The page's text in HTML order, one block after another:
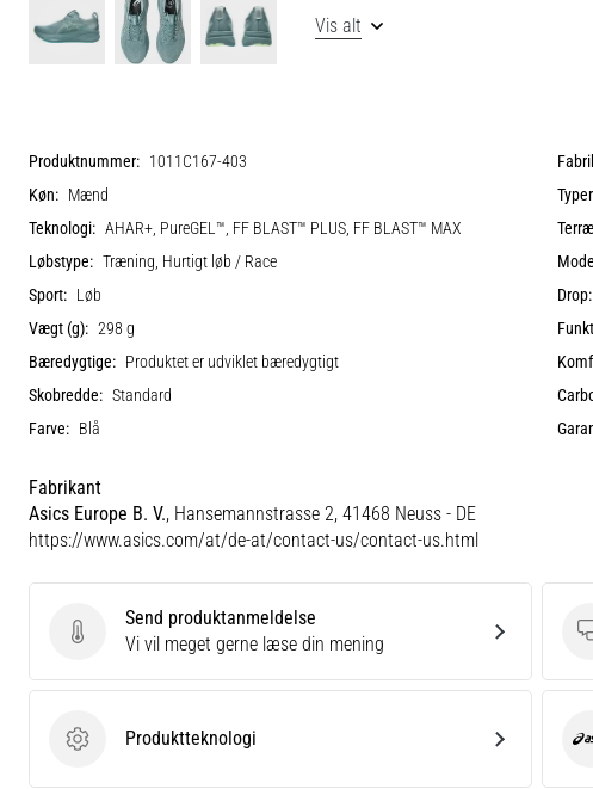
Vis alt
Produktnummer: 1011C167-403
Køn: Mænd
Teknologi: AHAR+, PureGEL™, FF BLAST™ PLUS, FF BLAST™ MAX
Løbstype: Træning, Hurtigt løb / Race
Sport: Løb Drop:
Vægt (g): 298 g
Bæredygtige: Produktet er udviklet bæredygtigt
Skobredde: Standard
Farve: Blå
Fabrikant
Asics Europe B. V., Hansemannstrasse 2, 41468 Neuss - DE
https://www.asics.com/at/de-at/contact-us/contact-us.html
Send produktanmeldelse
Send produktanmeldelse
Vi vil meget gerne læse din mening
Produktteknologi
Produktteknologi